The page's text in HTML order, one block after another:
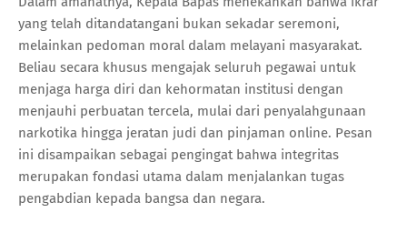
yang telah ditandatangani bukan sekadar seremoni,
melainkan pedoman moral dalam melayani masyarakat.
Beliau secara khusus mengajak seluruh pegawai untuk
menjaga harga diri dan kehormatan institusi dengan
menjauhi perbuatan tercela, mulai dari penyalahgunaan
narkotika hingga jeratan judi dan pinjaman online. Pesan
ini disampaikan sebagai pengingat bahwa integritas
merupakan fondasi utama dalam menjalankan tugas
pengabdian kepada bangsa dan negara.